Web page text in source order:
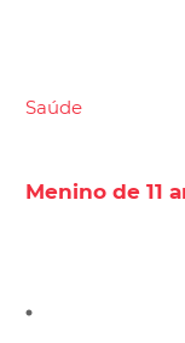
Saúde
Menino de 11